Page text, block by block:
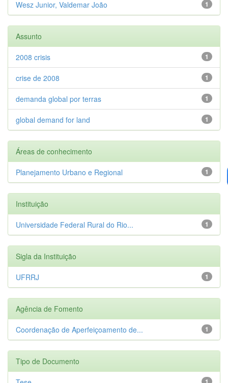
1
Wesz Junior, Valdemar João
Assunto
1
2008 crisis
1
crise de 2008
1
demanda global por terras
1
global demand for land
Áreas de conhecimento
1
Planejamento Urbano e Regional
Instituição
1
Universidade Federal Rural do Rio...
Sigla da Instituição
1
UFRRJ
Agência de Fomento
1
Coordenação de Aperfeiçoamento de...
Tipo de Documento